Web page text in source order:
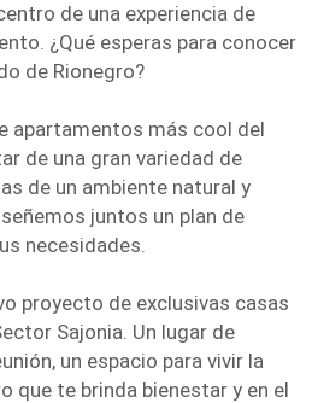
de una experiencia de
¿Qué esperas para conocer
de Rionegro?
apartamentos más cool del
de una gran variedad de
de un ambiente natural y
juntos un plan de
necesidades.
proyecto de exclusivas casas
Sajonia. Un lugar de
un espacio para vivir la
que te brinda bienestar y en el